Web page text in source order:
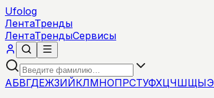
Ufolog
ЛентаТренды
ЛентаТрендыСервисы
АБВГДЕЖЗИЙКЛМНОПРСТУФХЦЧШЩЫЭ